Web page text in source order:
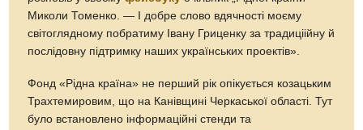
Миколи Томенко. — І добре слово вдячності моєму
світоглядному побратиму Івану Гриценку за традиціійну й
послідовну підтримку наших українських проектів».
Фонд «Рідна країна» не перший рік опікується козацьким
Трахтемировим, що на Канівщині Черкаської області. Тут
було встановлено інформаційні стенди та